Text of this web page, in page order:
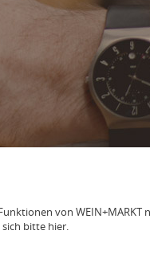
von WEIN+MARKT
bitte hier.